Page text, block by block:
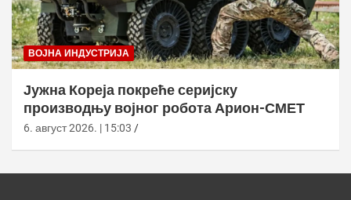
ВОЈНА ИНДУСТРИЈА
Јужна Кореја покреће серијску
производњу војног робота Арион-СМЕТ
6. август 2026. | 15:03